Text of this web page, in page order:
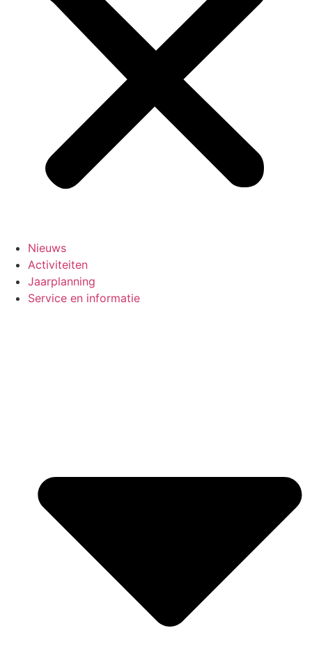
Nieuws
Activiteiten
Jaarplanning
Service en informatie